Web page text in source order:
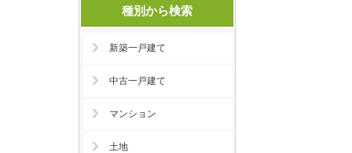
種別から検索
新築一戸建て
中古一戸建て
マンション
土地